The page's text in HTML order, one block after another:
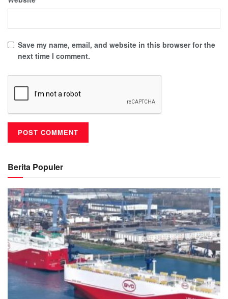
Save my name, email, and website in this browser for the
next time I comment.
Berita Populer